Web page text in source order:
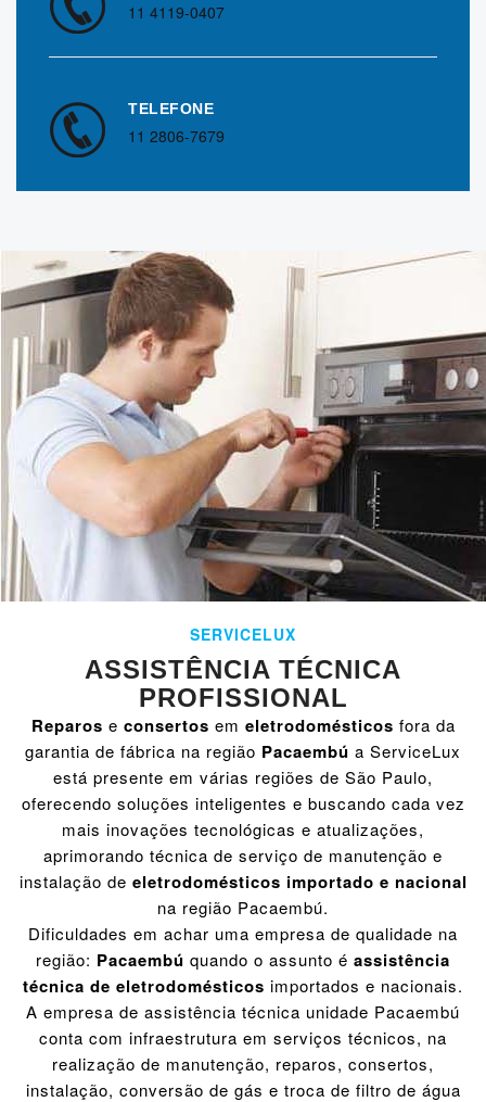
11 4119-0407
TELEFONE
11 2806-7679
SERVICELUX
ASSISTÊNCIA TÉCNICA
PROFISSIONAL
Reparos e consertos em eletrodomésticos fora da
garantia de fábrica na região Pacaembú a ServiceLux
está presente em várias regiões de São Paulo,
oferecendo soluções inteligentes e buscando cada vez
mais inovações tecnológicas e atualizações,
aprimorando técnica de serviço de manutenção e
instalação de eletrodomésticos importado e nacional
na região Pacaembú.
Dificuldades em achar uma empresa de qualidade na
região: Pacaembú quando o assunto é assistência
técnica de eletrodomésticos importados e nacionais.
A empresa de assistência técnica unidade Pacaembú
conta com infraestrutura em serviços técnicos, na
realização de manutenção, reparos, consertos,
instalação, conversão de gás e troca de filtro de água